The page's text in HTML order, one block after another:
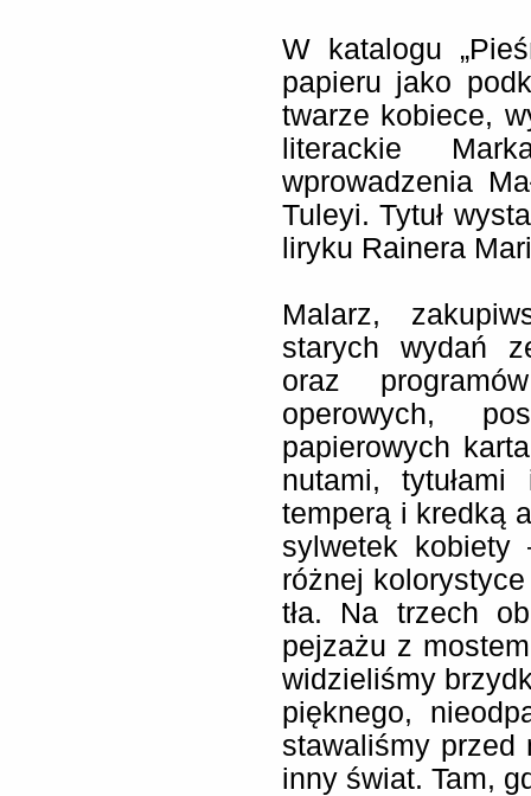
W katalogu
papieru jako
twarze kobiece,
literackie
wprowadzenia
Tuleyi. Tytuł
liryku Rainera
Malarz,
starych wydań
oraz
operowych,
papierowych
nutami,
temperą i kredką
sylwetek kobiety
różnej
tła. Na trzech
pejzażu z
widzieliśmy
pięknego,
stawaliśmy przed
inny świat. Tam,